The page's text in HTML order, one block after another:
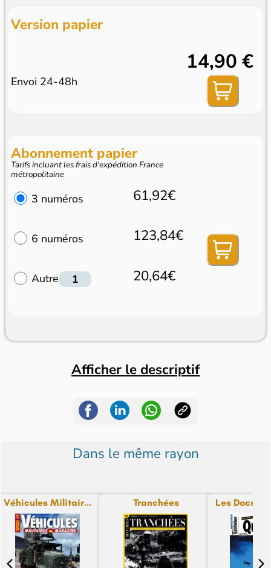
Version papier
Envoi 24-48h
14,90 €
Abonnement papier
Tarifs incluant les frais d'expédition France
métropolitaine
3 numéros 61,92€
6 numéros 123,84€
Autre 20,64€
Afficher le descriptif
Dans le même rayon
Véhicules Militair... Tranchées Les Docs